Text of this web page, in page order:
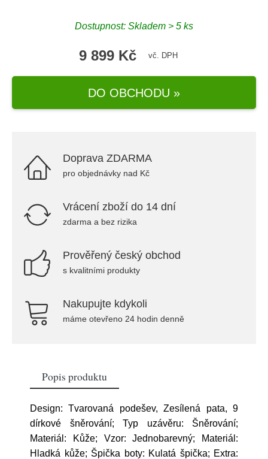
Dostupnost: Skladem > 5 ks
9 899 Kč vč. DPH
DO OBCHODU »
Doprava ZDARMA
pro objednávky nad Kč
Vrácení zboží do 14 dní
zdarma a bez rizika
Prověřený český obchod
s kvalitními produkty
Nakupujte kdykoli
máme otevřeno 24 hodin denně
Popis produktu
Design: Tvarovaná podešev, Zesílená pata, 9
dírkové šněrování; Typ uzávěru: Šněrování;
Materiál: Kůže; Vzor: Jednobarevný; Materiál:
Hladká kůže; Špička boty: Kulatá špička; Extra: